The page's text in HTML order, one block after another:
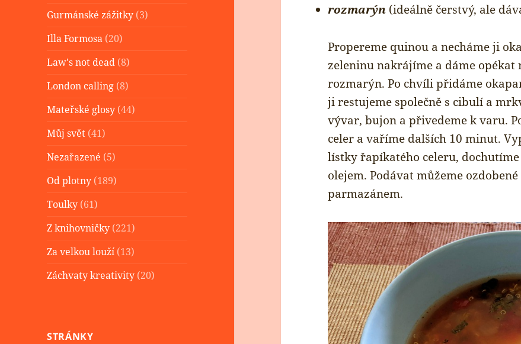
Gurmánské zážitky (3)
Illa Formosa (20)
Law's not dead (8)
London calling (8)
Mateřské glosy (44)
Můj svět (41)
Nezařazené (5)
Od plotny (189)
Toulky (61)
Z knihovničky (221)
Za velkou louží (13)
Záchvaty kreativity (20)
STRÁNKY
rozmarýn (ideálně čerstvý, ale
Propereme quinou a necháme ji
zeleninu nakrájíme a dáme opékat
rozmarýn. Po chvíli přidáme
ji restujeme společně s cibulí a
vývar, bujon a přivedeme k varu.
celer a vaříme dalších 10 minut.
lístky řapíkatého celeru,
olejem. Podávat můžeme
parmazánem.